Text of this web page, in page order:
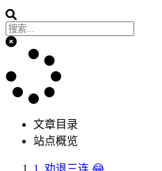
文章目录
站点概览
1. 劝退三连 😂